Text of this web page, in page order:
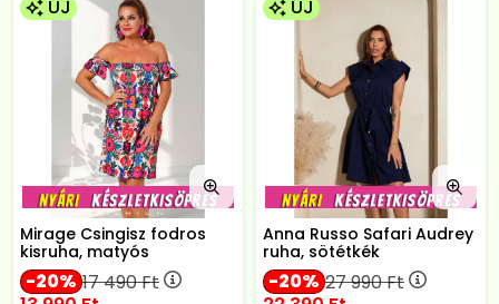
ÚJ
Mirage Csingisz fodros
kisruha, matyós
20 17 490Ft
ÚJ
Anna Russo Safari Audrey
ruha, sötétkék
20 27 990Ft